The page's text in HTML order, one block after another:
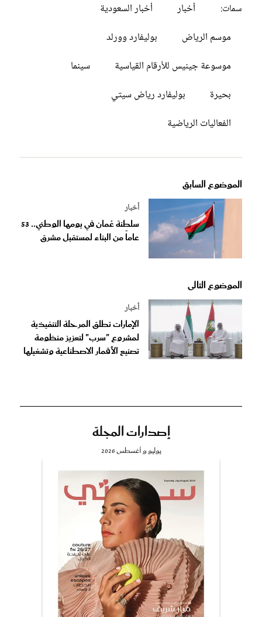
سمات:
أخبار
أخبار السعودية
موسم الرياض
بوليفارد وورلد
موسوعة جينيس للأرقام القياسية
سينما
بحيرة
بوليفارد رياض سيتي
الفعاليات الرياضية
الموضوع السابق
أخبار
سلطنة عُمان في يومها الوطني.. 53
عاماً من البناء لمستقبل مشرق
الموضوع التالى
أخبار
الإمارات تطلق المرحلة التنفيذية
لمشروع "سرب" لتعزيز منظومة
تصنيع الأقمار الاصطناعية وتشغيلها
إصدارات المجلة
يوليو و أغسطس 2026